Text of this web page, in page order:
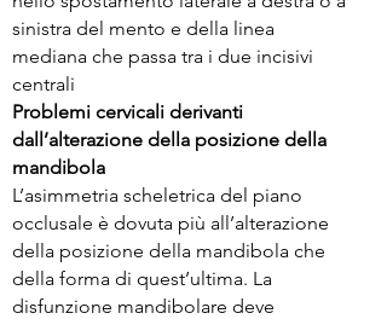
sinistra del mento e della linea
mediana che passa tra i due incisivi
centrali
Problemi cervicali derivanti
dall’alterazione della posizione della
mandibola
L’asimmetria scheletrica del piano
occlusale è dovuta più all’alterazione
della posizione della mandibola che
della forma di quest’ultima. La
disfunzione mandibolare deve